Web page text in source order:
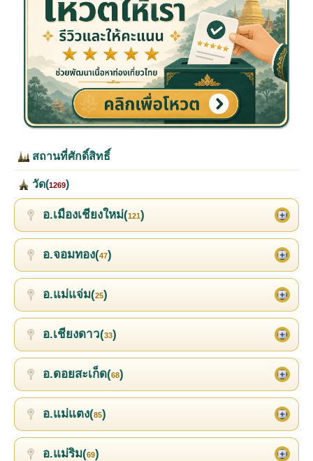
สถานที่ศักดิ์สิทธิ์
วัด(1269)
อ.เมืองเชียงใหม่(121)
อ.จอมทอง(47)
อ.แม่แจ่ม(25)
อ.เชียงดาว(33)
อ.ดอยสะเก็ด(68)
อ.แม่แตง(85)
อ.แม่ริม(69)